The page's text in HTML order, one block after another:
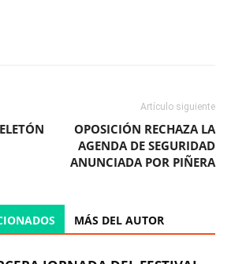
Artículo siguiente
OPOSICIÓN RECHAZA LA
AGENDA DE SEGURIDAD
ANUNCIADA POR PIÑERA
MÁS DEL AUTOR